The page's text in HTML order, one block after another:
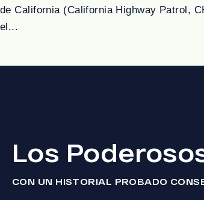
de California (California Highway Patrol,
el...
Los
CON UN HISTORIAL PROBADO